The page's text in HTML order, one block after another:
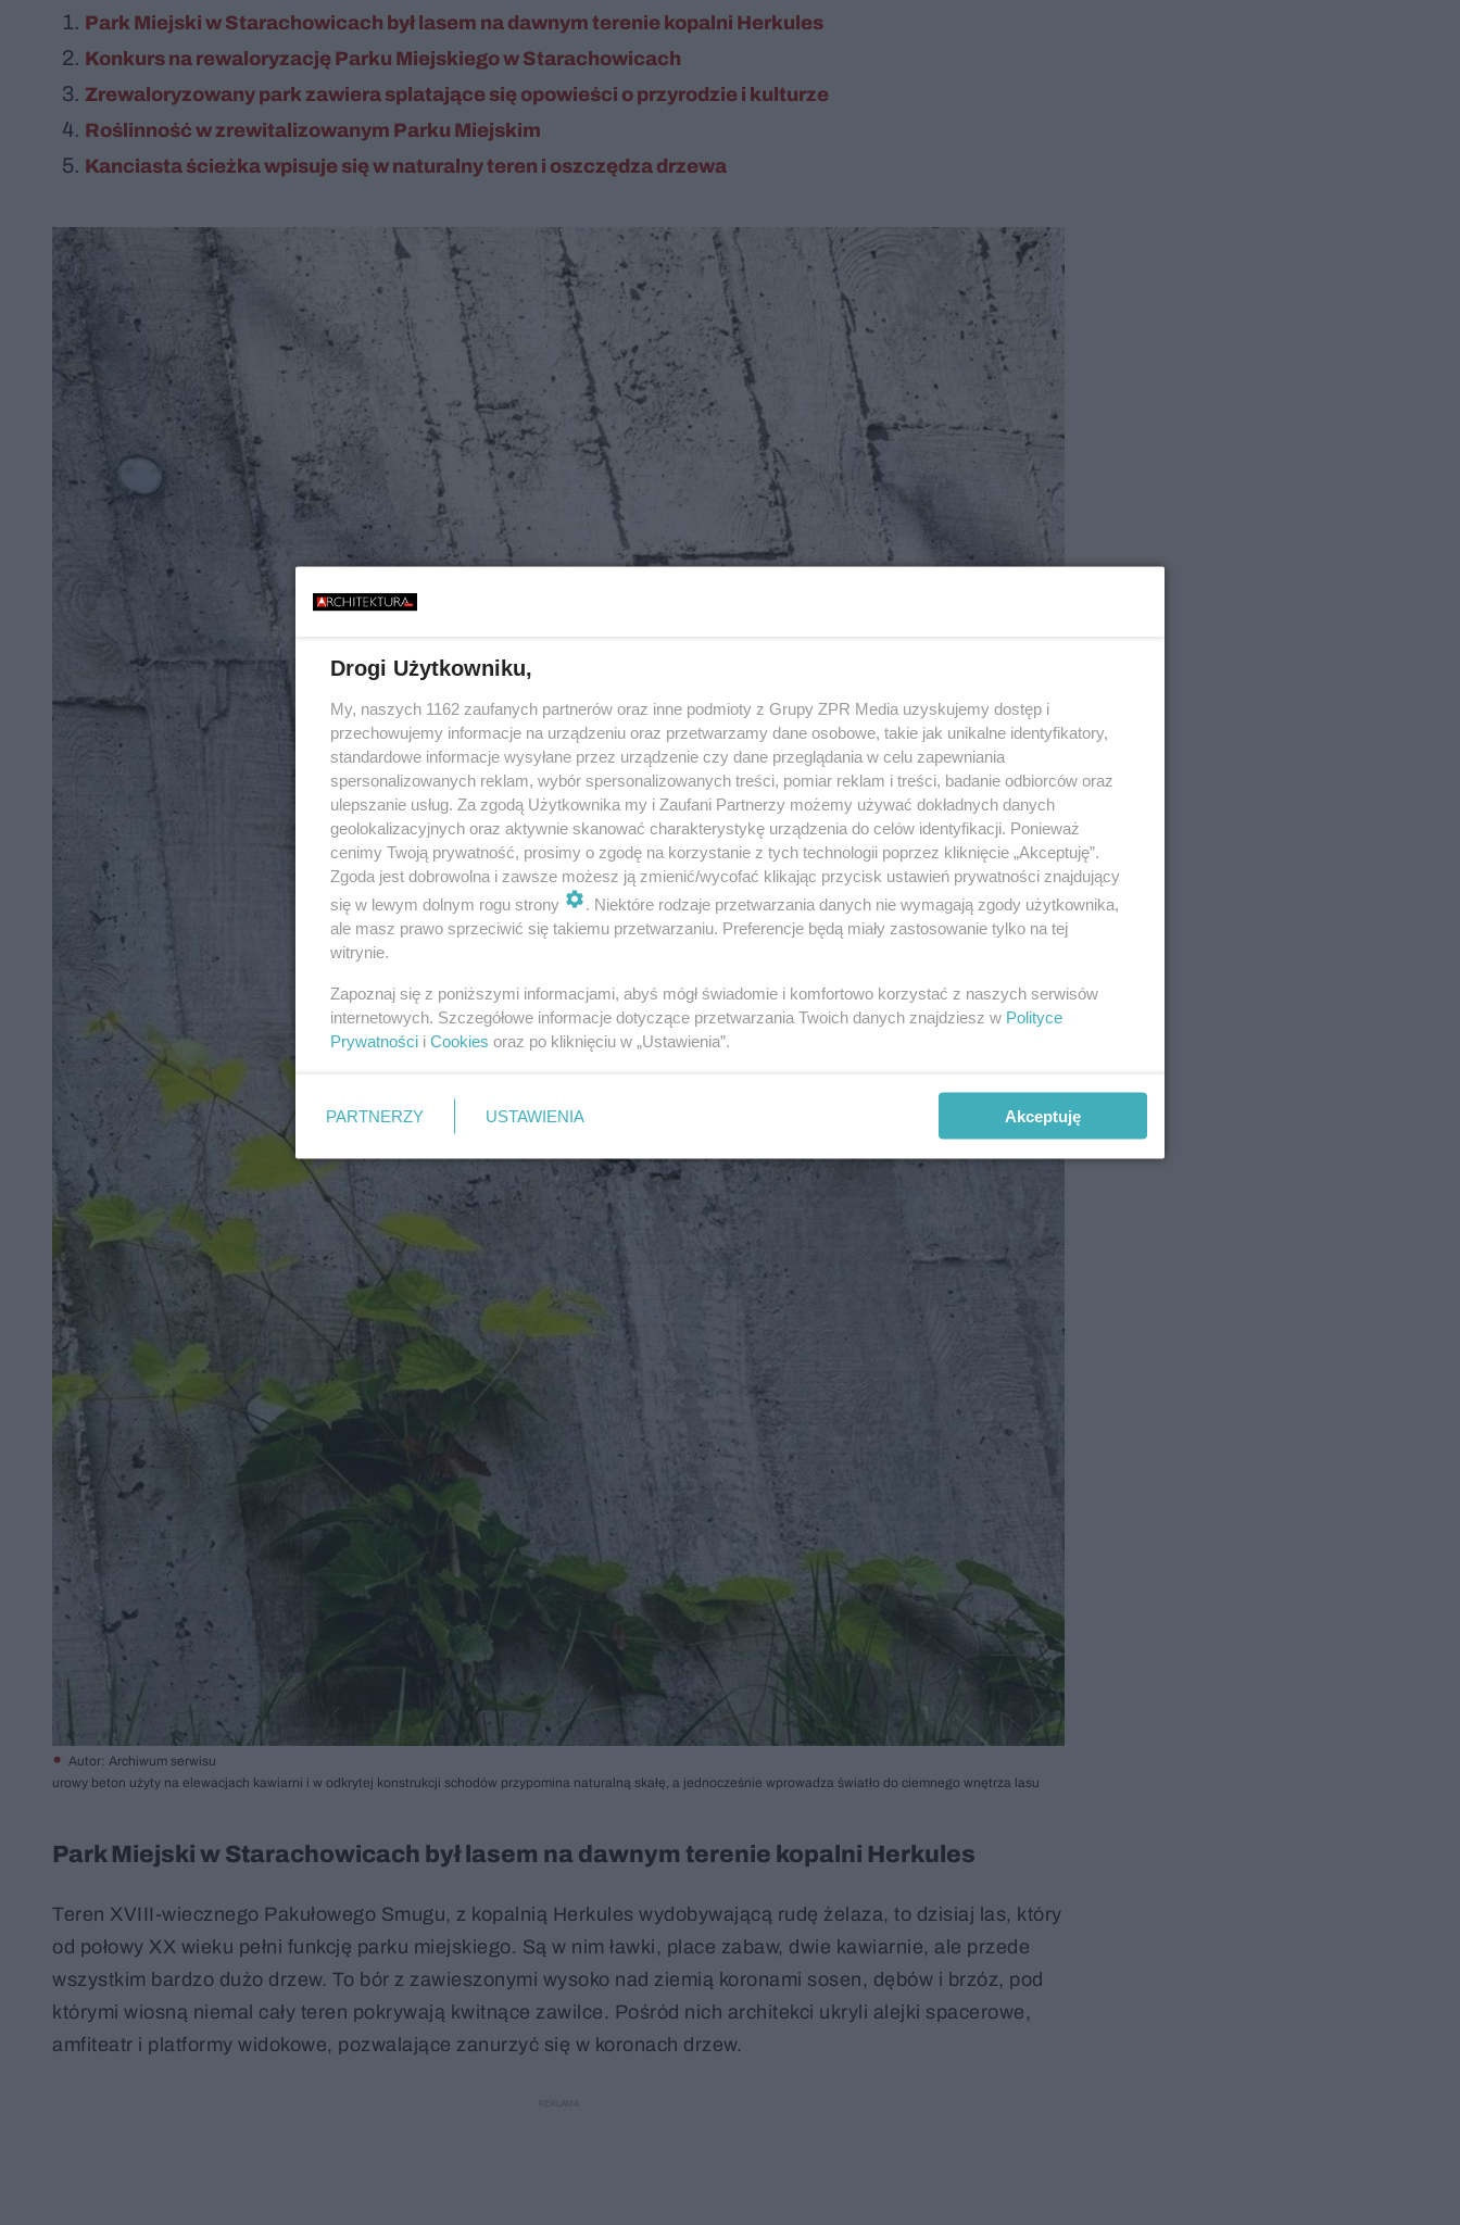
Park Miejski w Starachowicach był lasem na dawnym terenie kopalni Herkules
Konkurs na rewaloryzację Parku Miejskiego w Starachowicach
Zrewaloryzowany park zawiera splatające się opowieści o przyrodzie i kulturze
Roślinność w zrewitalizowanym Parku Miejskim
Kanciasta ścieżka wpisuje się w naturalny teren i oszczędza drzewa
Autor: Archiwum serwisu
urowy beton użyty na elewacjach kawiarni i w odkrytej konstrukcji schodów przypomina naturalną skałę, a jednocześnie wprowadza światło do ciemnego wnętrza lasu
Park Miejski w Starachowicach był lasem na dawnym terenie kopalni Herkules
Teren XVIII-wiecznego Pakułowego Smugu, z kopalnią Herkules wydobywającą rudę żelaza, to dzisiaj las, który
od połowy XX wieku pełni funkcję parku miejskiego. Są w nim ławki, place zabaw, dwie kawiarnie, ale przede
wszystkim bardzo dużo drzew. To bór z zawieszonymi wysoko nad ziemią koronami sosen, dębów i brzóz, pod
którymi wiosną niemal cały teren pokrywają kwitnące zawilce. Pośród nich architekci ukryli alejki spacerowe,
amfiteatr i platformy widokowe, pozwalające zanurzyć się w koronach drzew.
Drogi Użytkowniku,
My, naszych 1162 zaufanych partnerów oraz inne podmioty z Grupy ZPR Media uzyskujemy dostęp i
przechowujemy informacje na urządzeniu oraz przetwarzamy dane osobowe, takie jak unikalne identyfikatory,
standardowe informacje wysyłane przez urządzenie czy dane przeglądania w celu zapewniania
spersonalizowanych reklam, wybór spersonalizowanych treści, pomiar reklam i treści, badanie odbiorców oraz
ulepszanie usług. Za zgodą Użytkownika my i Zaufani Partnerzy możemy używać dokładnych danych
geolokalizacyjnych oraz aktywnie skanować charakterystykę urządzenia do celów identyfikacji. Ponieważ
cenimy Twoją prywatność, prosimy o zgodę na korzystanie z tych technologii poprzez kliknięcie „Akceptuję”.
Zgoda jest dobrowolna i zawsze możesz ją zmienić/wycofać klikając przycisk ustawień prywatności znajdujący
się w lewym dolnym rogu strony
. Niektóre rodzaje przetwarzania danych nie wymagają zgody użytkownika,
ale masz prawo sprzeciwić się takiemu przetwarzaniu. Preferencje będą miały zastosowanie tylko na tej
witrynie.
Zapoznaj się z poniższymi informacjami, abyś mógł świadomie i komfortowo korzystać z naszych serwisów
internetowych. Szczegółowe informacje dotyczące przetwarzania Twoich danych znajdziesz w Polityce
Prywatności i Cookies oraz po kliknięciu w „Ustawienia”.
PARTNERZY USTAWIENIA Akceptuję